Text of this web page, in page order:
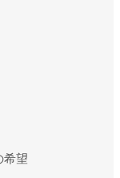
希望